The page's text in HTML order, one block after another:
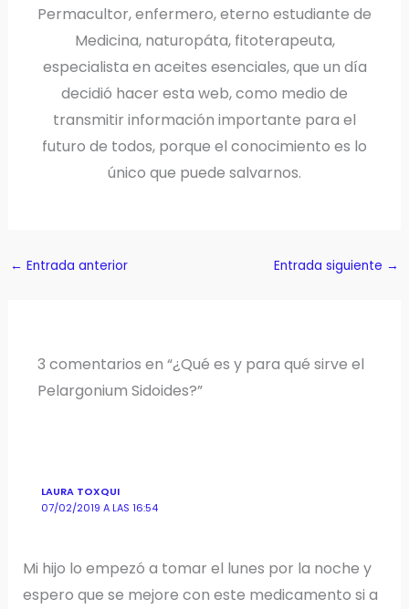
Permacultor, enfermero, eterno estudiante de
Medicina, naturopáta, fitoterapeuta,
especialista en aceites esenciales, que un día
decidió hacer esta web, como medio de
transmitir información importante para el
futuro de todos, porque el conocimiento es lo
único que puede salvarnos.
← Entrada anterior Entrada siguiente →
3 comentarios en “¿Qué es y para qué sirve el
Pelargonium Sidoides?”
LAURA TOXQUI
07/02/2019 A LAS 16:54
Mi hijo lo empezó a tomar el lunes por la noche y
espero que se mejore con este medicamento si a